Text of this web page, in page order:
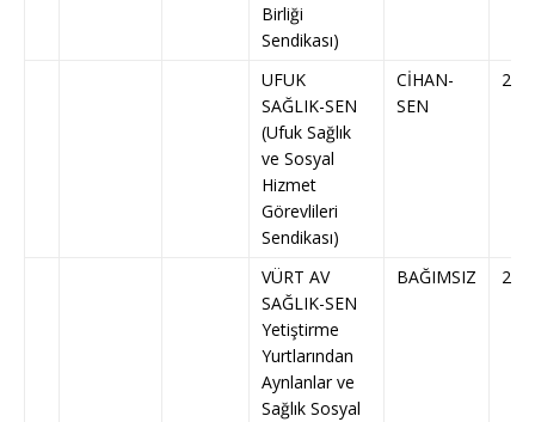
Birliği
Sendikası)
UFUK
SAĞLIK-SEN
(Ufuk Sağlık
ve Sosyal
Hizmet
Görevlileri
Sendikası)
CİHAN-
SEN
219
VÜRT AV
SAĞLIK-SEN
Yetiştirme
Yurtlarından
Aynlanlar ve
Sağlık Sosyal
BAĞIMSIZ 228